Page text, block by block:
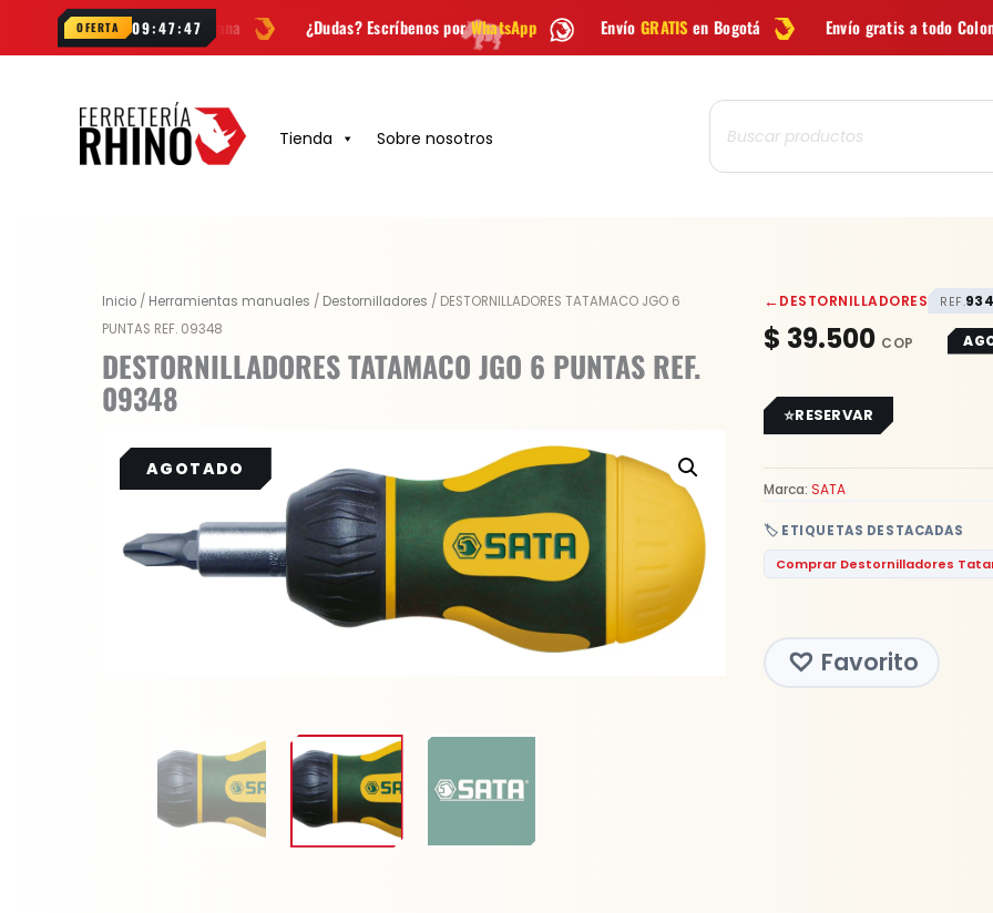
OFERTA 09:47:46
cada semana ¿Dudas? Escríbenos porWhatsApp EnvíoGRATISen Bogotá Envío gratis a todo Colombia desde
Tienda Sobre nosotros
Búsqueda
de
productos
Inicio / Herramientas manuales / Destornilladores / DESTORNILLADORES TATAMACO JGO 6
PUNTAS REF. 09348
DESTORNILLADORES TATAMACO JGO 6 PUNTAS REF.
09348
←DESTORNILLADORES REF.
$ 39.500
🏷️ ETIQUETAS DESTACADAS
Comprar Destornilladores
Marca: SATA
RESERVAR
Favorito